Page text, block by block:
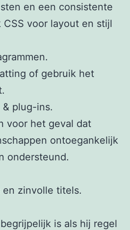
en een consistente
voor layout en stijl
of gebruik het
plug-ins.
voor het geval dat
ontoegankelijk
ondersteund.
en zinvolle titels.
is als hij regel